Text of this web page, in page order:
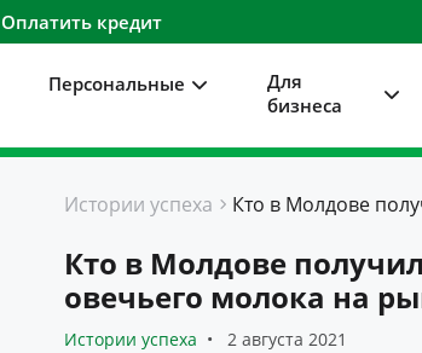
Оплатить кредит
Персональные
Для
бизнеса
Истории успеха
Кто в Молдове
овечьего молока на
Истории успеха 2 августа 2021